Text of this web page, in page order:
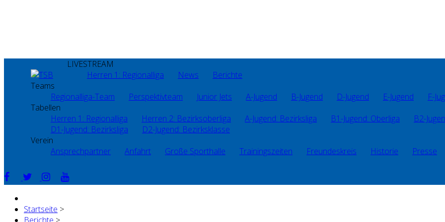
LIVESTREAM
Herren 1: Regionalliga
News
Berichte
Teams
Regionalliga-Team
Perspektivteam Junior Jets A-Jugend B-Jugend D-Jugend E-Jugend F-
Tabellen
Herren 1: Regionalliga
Herren 2: Bezirksoberliga A-Jugend: Bezirksliga B1-Jugend: Oberliga
B2-
D1-Jugend: Bezirksliga
D2-Jugend: Bezirksklasse
Verein
Ansprechpartner
Anfahrt Große Sporthalle Trainingszeiten Freundeskreis Historie Presse
Startseite >